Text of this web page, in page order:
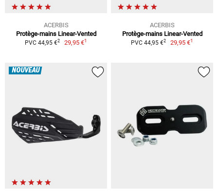
ACERBIS
Protège-mains Linear-Vented
PVC 44,95 €2 29,95 €1
ACERBIS
Protège-mains Linear-Vented
PVC 44,95 €2 29,95 €1
NOUVEAU